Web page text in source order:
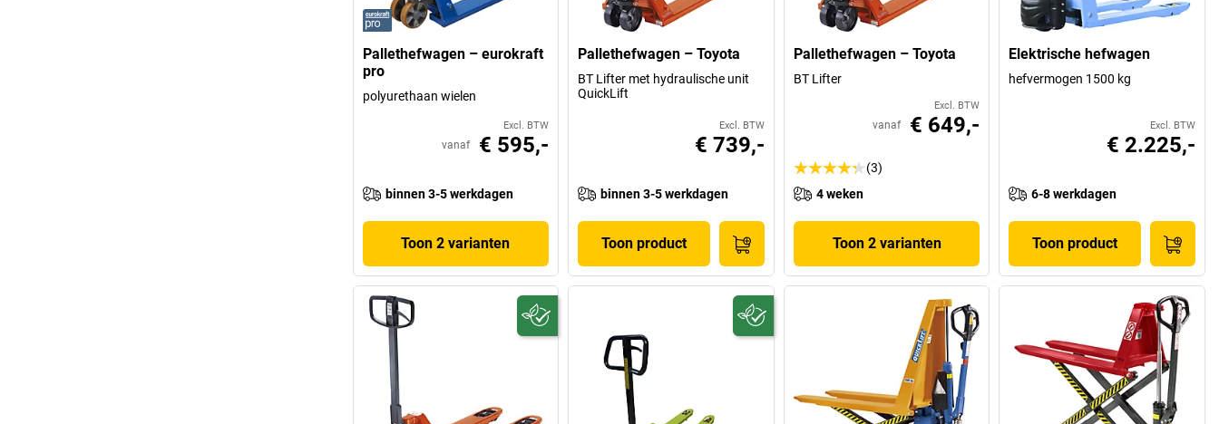
Pallethefwagen – eurokraft
pro
polyurethaan wielen
Excl. BTW
vanaf € 595,-
binnen 3-5 werkdagen
Toon 2 varianten
Pallethefwagen – Toyota
BT Lifter met hydraulische unit
QuickLift
Excl. BTW
€ 739,-
binnen 3-5 werkdagen
Toon product
Pallethefwagen – Toyota
BT Lifter
Excl. BTW
vanaf € 649,-
(3)
4 weken
Toon 2 varianten
Elektrische hefwagen
hefvermogen 1500 kg
Excl. BTW
€ 2.225,-
6-8 werkdagen
Toon product